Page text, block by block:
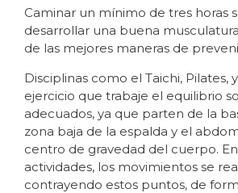
Caminar un mínimo de tres horas
desarrollar una buena
de las mejores maneras de
Disciplinas como el Taichi, Pilates,
ejercicio que trabaje el equilibrio
adecuados, ya que parten de la
zona baja de la espalda y el
centro de gravedad del cuerpo.
actividades, los movimientos se
contrayendo estos puntos, de